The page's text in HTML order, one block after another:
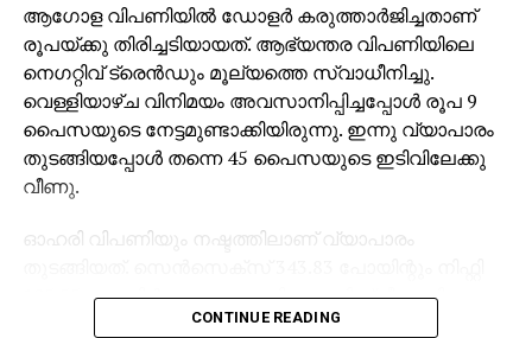
ആഗോള വിപണിയില്‍ ഡോളര്‍ കരുത്താര്‍ജിച്ചതാണ്
രൂപയ്ക്കു തിരിച്ചടിയായത്. ആഭ്യന്തര വിപണിയിലെ
നെഗറ്റിവ് ട്രെന്‍ഡും മൂല്യത്തെ സ്വാധീനിച്ചു.
വെള്ളിയാഴ്ച വിനിമയം അവസാനിപ്പിച്ചപ്പോള്‍ രൂപ 9
പൈസയുടെ നേട്ടമുണ്ടാക്കിയിരുന്നു. ഇന്നു വ്യാപാരം
തുടങ്ങിയപ്പോള്‍ തന്നെ 45 പൈസയുടെ ഇടിവിലേക്കു
വീണു.
ഓഹരി വിപണിയും നഷ്ടത്തിലാണ് വ്യാപാരം
105.55 പോയിന്റും താഴ്ന്നു. പുതിയ താരിഫ് ഭീഷണിയും
വിദേശ നിക്ഷേപകര്‍ പിന്‍വാങ്ങുമെന്ന ആശങ്കയുമാണ്
CONTINUE READING